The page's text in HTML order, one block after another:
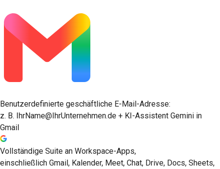
Benutzerdefinierte geschäftliche E-Mail-Adresse:
z. B. IhrName@IhrUnternehmen.de + KI-Assistent Gemini in
Gmail
Vollständige Suite an Workspace-Apps,
einschließlich Gmail, Kalender, Meet, Chat, Drive, Docs, Sheets,